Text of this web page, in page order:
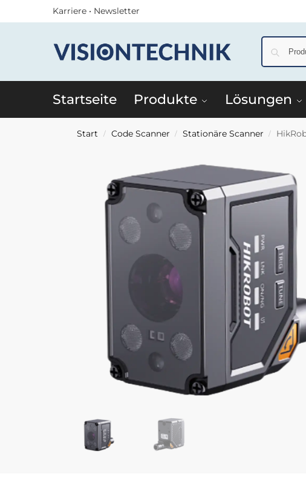
Karriere • Newsletter
Startseite Produkte Lösungen
Start / Code Scanner / Stationäre Scanner /